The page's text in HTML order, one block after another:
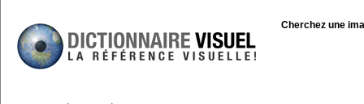
Cherchez une